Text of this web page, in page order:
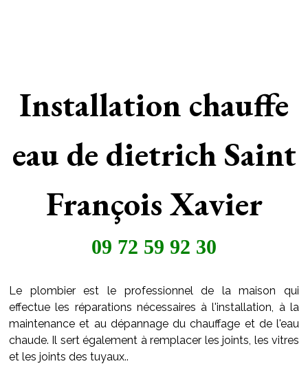
Installation chauffe
eau de dietrich Saint
François Xavier
09 72 59 92 30
Le plombier est le professionnel de la maison qui
effectue les réparations nécessaires à l'installation, à la
maintenance et au dépannage du chauffage et de l'eau
chaude. Il sert également à remplacer les joints, les vitres
et les joints des tuyaux..